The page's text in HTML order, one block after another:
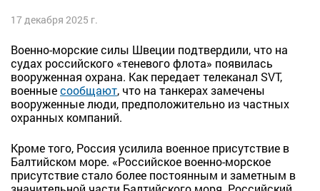
17 декабря 2025 г.
Военно-морские силы Швеции подтвердили, что на
судах российского «теневого флота» появилась
вооруженная охрана. Как передает телеканал SVT,
военныесообщают, что на танкерах замечены
вооруженные люди, предположительно из частных
охранных компаний.
Кроме того, Россия усилила военное присутствие в
Балтийском море. «Российское военно-морское
присутствие стало более постоянным и заметным в